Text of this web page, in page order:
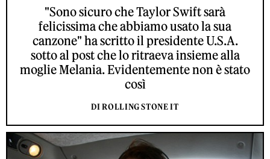
"Sono sicuro che Taylor Swift sarà
felicissima che abbiamo usato la sua
canzone" ha scritto il presidente U.S.A.
sotto al post che lo ritraeva insieme alla
moglie Melania. Evidentemente non è stato
così
DI ROLLING STONE IT